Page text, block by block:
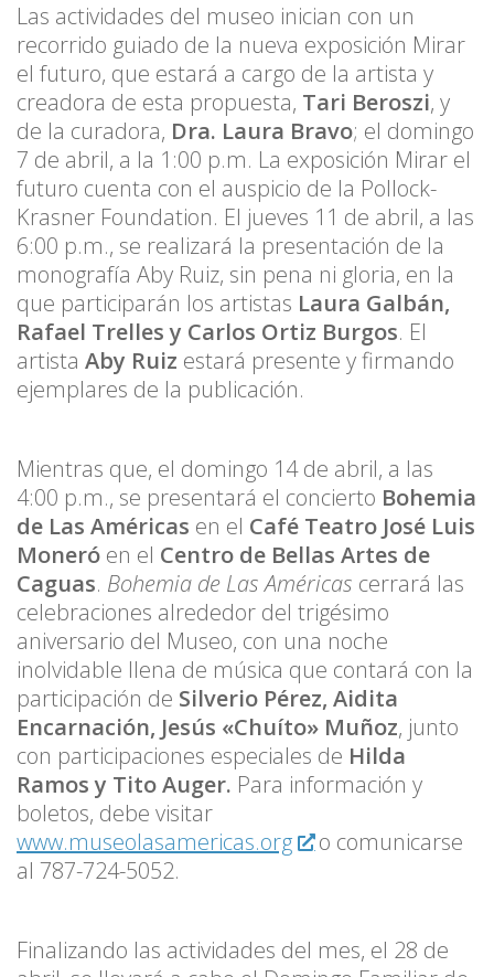
Las actividades del museo inician con un
recorrido guiado de la nueva exposición Mirar
el futuro, que estará a cargo de la artista y
creadora de esta propuesta, Tari Beroszi, y
de la curadora, Dra. Laura Bravo; el domingo
7 de abril, a la 1:00 p.m. La exposición Mirar el
futuro cuenta con el auspicio de la Pollock-
Krasner Foundation. El jueves 11 de abril, a las
6:00 p.m., se realizará la presentación de la
monografía Aby Ruiz, sin pena ni gloria, en la
que participarán los artistas Laura Galbán,
Rafael Trelles y Carlos Ortiz Burgos. El
artista Aby Ruiz estará presente y firmando
ejemplares de la publicación.
Mientras que, el domingo 14 de abril, a las
4:00 p.m., se presentará el concierto Bohemia
de Las Américas en el Café Teatro José Luis
Moneró en el Centro de Bellas Artes de
Caguas. Bohemia de Las Américas cerrará las
celebraciones alrededor del trigésimo
aniversario del Museo, con una noche
inolvidable llena de música que contará con la
participación de Silverio Pérez, Aidita
Encarnación, Jesús «Chuíto» Muñoz, junto
con participaciones especiales de Hilda
Ramos y Tito Auger. Para información y
boletos, debe visitar
www.museolasamericas.org
o comunicarse
al 787-724-5052.
Finalizando las actividades del mes, el 28 de